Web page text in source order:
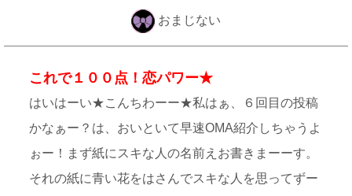
おまじない
これで１００点！恋パワー★
はいはーい★こんちわーー★私はぁ、６回目の投稿
かなぁー？は、おいといて早速OMA紹介しちゃうよ
ぉー！まず紙にスキな人の名前えお書きまーーす。
それの紙に青い花をはさんでスキな人を思ってずー